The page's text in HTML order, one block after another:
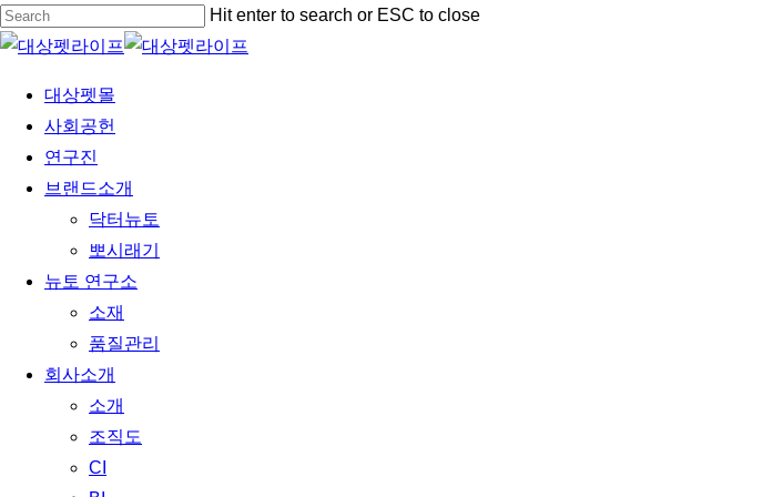
Skip
to
content
Hit enter to search or ESC to close
Close
Menu 대상펫몰
사회공헌
연구진
브랜드소개
닥터뉴토
뽀시래기
뉴토 연구소
소재
품질관리
회사소개
소개
조직도
CI